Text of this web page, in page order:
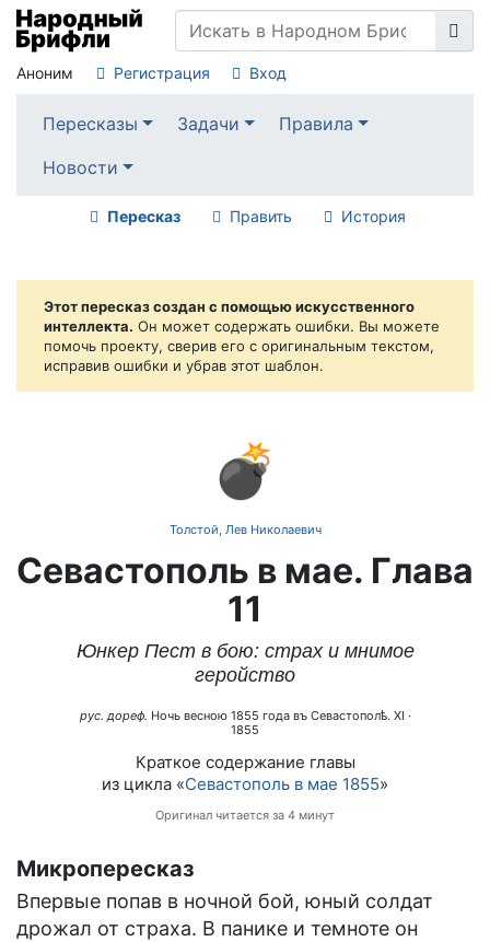
Аноним Регистрация Вход
Пересказы Задачи
Правила
Новости
Пересказ Править История
Этот пересказ создан с помощью искусственного
интеллекта. Он может содержать ошибки. Вы можете
помочь проекту, сверив его с оригинальным текстом,
исправив ошибки и убрав этот шаблон.
💣
Толстой, Лев Николаевич
Севастополь в мае. Глава
11
Юнкер Пест в бою: страх и мнимое
геройство
рус. дореф. Ночь весною 1855 года въ Севастополѣ. XI ·
1855
Краткое содержание главы
из цикла «Севастополь в мае 1855»
Оригинал читается за 4 минут
Микропересказ
Впервые попав в ночной бой, юный солдат
дрожал от страха. В панике и темноте он